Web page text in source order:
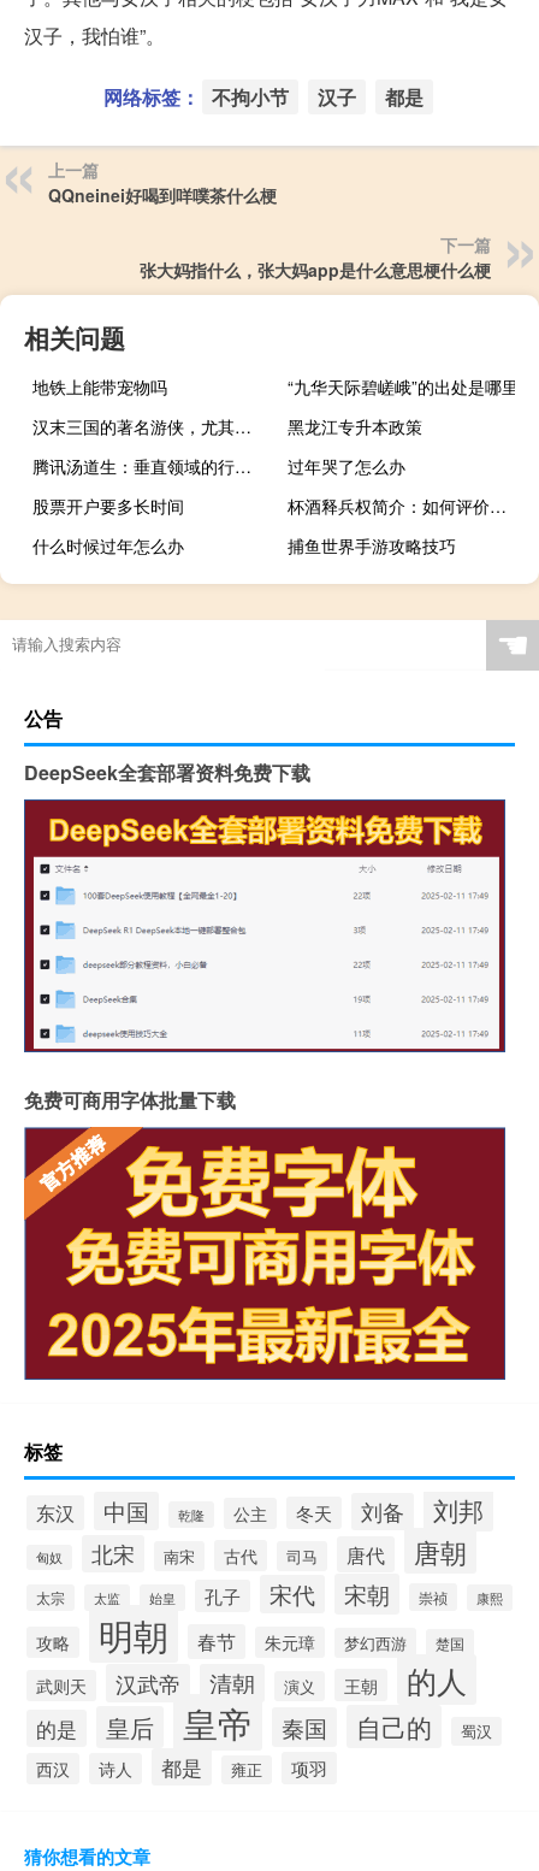
汉子，我怕谁”。
网络标签： 不拘小节 汉子 都是
上一篇
QQneinei好喝到咩噗茶什么梗
下一篇
张大妈指什么，张大妈app是什么意思梗什么梗
相关问题
地铁上能带宠物吗
“九华天际碧嵯峨”的出处是哪里
汉末三国的著名游侠，尤其韩龙刺杀柯比能乃是一绝
黑龙江专升本政策
腾讯汤道生：垂直领域的行业大模型是大模型目前最有效的落地方式
过年哭了怎么办
股票开户要多长时间
杯酒释兵权简介：如何评价杯酒释兵权？
什么时候过年怎么办
捕鱼世界手游攻略技巧
☚
公告
DeepSeek全套部署资料免费下载
免费可商用字体批量下载
标签
东汉 中国 乾隆 公主 冬天 刘备 刘邦
匈奴 北宋 南宋 古代 司马 唐代 唐朝
太宗 太监 始皇 孔子 宋代 宋朝 崇祯 康熙
攻略 明朝 春节 朱元璋 梦幻西游 楚国
武则天 汉武帝 清朝 演义 王朝 的人
的是 皇后 皇帝 秦国 自己的 蜀汉
西汉 诗人 都是 雍正 项羽
猜你想看的文章